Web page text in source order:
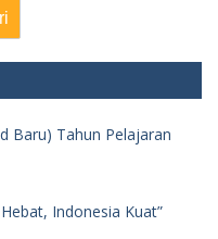
Baru) Tahun Pelajaran
Indonesia Kuat”